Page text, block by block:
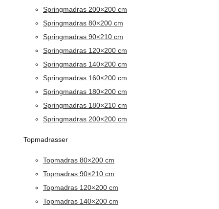
Springmadras 200×200 cm
Springmadras 80×200 cm
Springmadras 90×210 cm
Springmadras 120×200 cm
Springmadras 140×200 cm
Springmadras 160×200 cm
Springmadras 180×200 cm
Springmadras 180×210 cm
Springmadras 200×200 cm
Topmadrasser
Topmadras 80×200 cm
Topmadras 90×210 cm
Topmadras 120×200 cm
Topmadras 140×200 cm